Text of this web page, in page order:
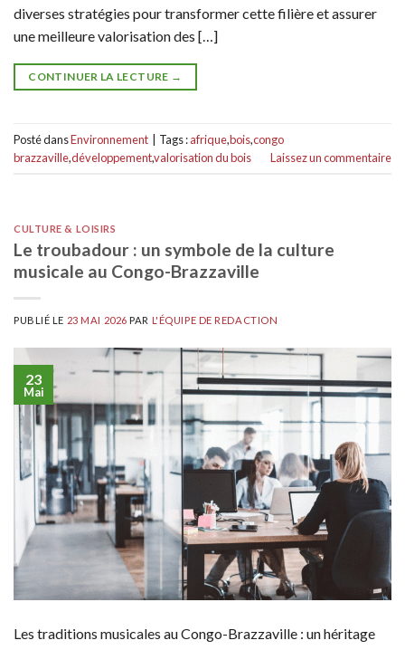
diverses stratégies pour transformer cette filière et assurer
une meilleure valorisation des […]
CONTINUER LA LECTURE →
Posté dansEnvironnement Tags :afrique,bois,congo
brazzaville,développement,valorisation du bois Laissez un commentaire
CULTURE & LOISIRS
Le troubadour : un symbole de la culture
musicale au Congo-Brazzaville
PUBLIÉ LE 23 MAI 2026 PAR L'ÉQUIPE DE REDACTION
23
Mai
Les traditions musicales au Congo-Brazzaville : un héritage